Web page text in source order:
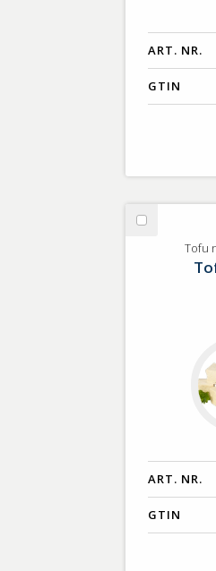
ART. NR.
GTIN
Välj
Tofu
ART. NR.
GTIN